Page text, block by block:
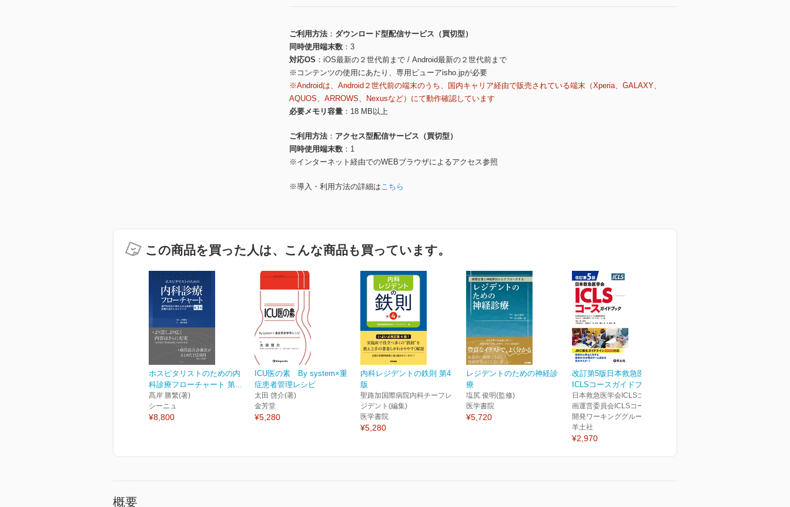
ご利用方法
ダウンロード型配信サービス（買切型）
同時使用端末数
3
対応OS
iOS最新の２世代前まで / Android最新の２世代前まで
※コンテンツの使用にあたり、専用ビューアisho.jpが必要
※Androidは、Android２世代前の端末のうち、国内キャリア経由で販売されている端末（Xperia、GALAXY、
AQUOS、ARROWS、Nexusなど）にて動作確認しています
必要メモリ容量
18 MB以上
ご利用方法
アクセス型配信サービス（買切型）
同時使用端末数
1
※インターネット経由でのWEBブラウザによるアクセス参照
※導入・利用方法の詳細はこちら
この商品を買った人は、こんな商品も買っています。
ホスピタリストのための内
科診療フローチャート 第...
髙岸 勝繁(著)
シーニュ
¥8,800
ICU医の素 By system×重
症患者管理レシピ
太田 啓介(著)
金芳堂
¥5,280
内科レジデントの鉄則 第4
版
聖路加国際病院内科チーフレ
ジデント(編集)
医学書院
¥5,280
レジデントのための神経診
療
塩尻 俊明(監修)
医学書院
¥5,720
改訂第5版日本救急医学会
ICLSコースガイドブック
日本救急医学会ICLSコース企
画運営委員会ICLSコース教材
開発ワーキンググループ(編)
羊土社
¥2,970
概要